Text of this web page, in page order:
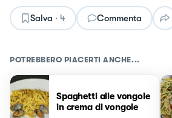
Salva · 4 Commenta
POTREBBERO PIACERTI ANCHE...
Spaghetti alle vongole
in crema di vongole